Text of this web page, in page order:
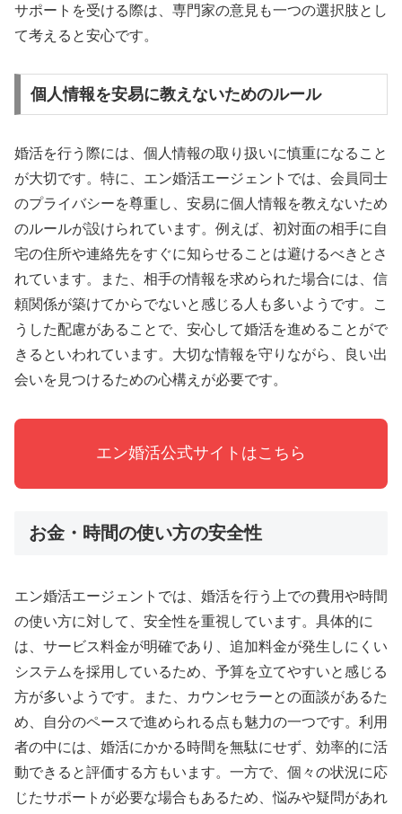
サポートを受ける際は、専門家の意見も一つの選択肢とし
て考えると安心です。
個人情報を安易に教えないためのルール
婚活を行う際には、個人情報の取り扱いに慎重になること
が大切です。特に、エン婚活エージェントでは、会員同士
のプライバシーを尊重し、安易に個人情報を教えないため
のルールが設けられています。例えば、初対面の相手に自
宅の住所や連絡先をすぐに知らせることは避けるべきとさ
れています。また、相手の情報を求められた場合には、信
頼関係が築けてからでないと感じる人も多いようです。こ
うした配慮があることで、安心して婚活を進めることがで
きるといわれています。大切な情報を守りながら、良い出
会いを見つけるための心構えが必要です。
エン婚活公式サイトはこちら
お金・時間の使い方の安全性
エン婚活エージェントでは、婚活を行う上での費用や時間
の使い方に対して、安全性を重視しています。具体的に
は、サービス料金が明確であり、追加料金が発生しにくい
システムを採用しているため、予算を立てやすいと感じる
方が多いようです。また、カウンセラーとの面談があるた
め、自分のペースで進められる点も魅力の一つです。利用
者の中には、婚活にかかる時間を無駄にせず、効率的に活
動できると評価する方もいます。一方で、個々の状況に応
じたサポートが必要な場合もあるため、悩みや疑問があれ